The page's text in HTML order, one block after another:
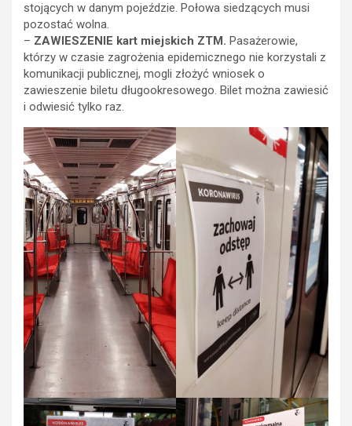
stojących w danym pojeździe. Połowa siedzących musi
pozostać wolna.
– ZAWIESZENIE kart miejskich ZTM. Pasażerowie,
którzy w czasie zagrożenia epidemicznego nie korzystali z
komunikacji publicznej, mogli złożyć wniosek o
zawieszenie biletu długookresowego. Bilet można zawiesić
i odwiesić tylko raz.